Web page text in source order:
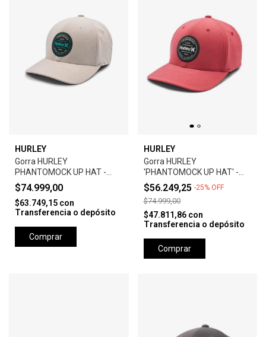
HURLEY
Gorra HURLEY
PHANTOMOCK UP HAT -
GREY
$74.999,00
$63.749,15 con
Transferencia o depósito
Comprar
HURLEY
Gorra HURLEY
'PHANTOMOCK UP HAT' -
UNIVERSTY RED
$56.249,25 -25% OFF
$74.999,00
$47.811,86 con
Transferencia o depósito
Comprar